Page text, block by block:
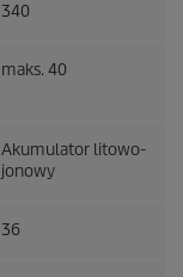
340
maks. 40
Akumulator litowo-
jonowy
36